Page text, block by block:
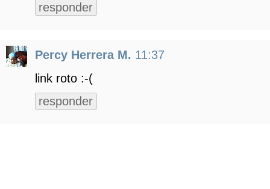
responder
Percy Herrera M. 11:37
link roto :-(
responder